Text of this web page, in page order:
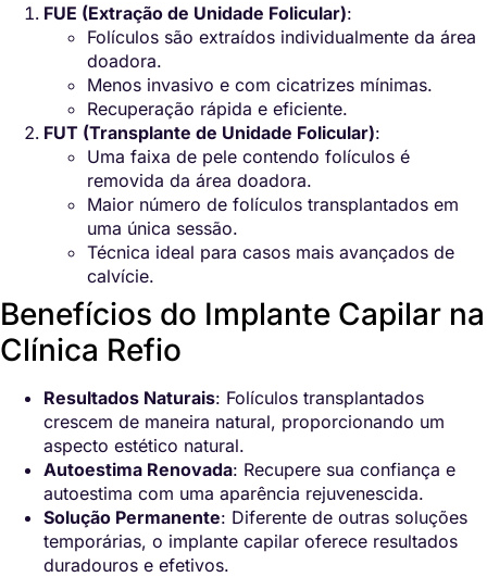
FUE (Extração de Unidade Folicular):
Folículos são extraídos individualmente da área
doadora.
Menos invasivo e com cicatrizes mínimas.
Recuperação rápida e eficiente.
FUT (Transplante de Unidade Folicular):
Uma faixa de pele contendo folículos é
removida da área doadora.
Maior número de folículos transplantados em
uma única sessão.
Técnica ideal para casos mais avançados de
calvície.
Benefícios do Implante Capilar na
Clínica Refio
Resultados Naturais: Folículos transplantados
crescem de maneira natural, proporcionando um
aspecto estético natural.
Autoestima Renovada: Recupere sua confiança e
autoestima com uma aparência rejuvenescida.
Solução Permanente: Diferente de outras soluções
temporárias, o implante capilar oferece resultados
duradouros e efetivos.